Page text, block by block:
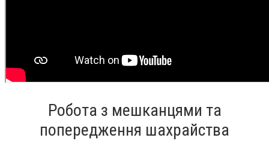
Робота з мешканцями та
попередження шахрайства